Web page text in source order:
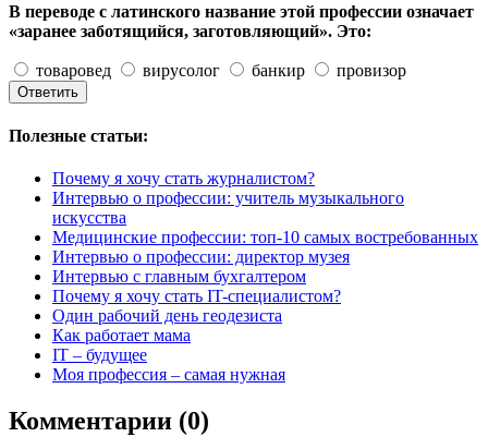
В переводе с латинского название этой профессии означает
«заранее заботящийся, заготовляющий». Это:
товаровед вирусолог банкир провизор
Полезные статьи:
Почему я хочу стать журналистом?
Интервью о профессии: учитель музыкального
искусства
Медицинские профессии: топ-10 самых востребованных
Интервью о профессии: директор музея
Интервью с главным бухгалтером
Почему я хочу стать IT-специалистом?
Один рабочий день геодезиста
Как работает мама
IT – будущее
Моя профессия – самая нужная
Комментарии (0)